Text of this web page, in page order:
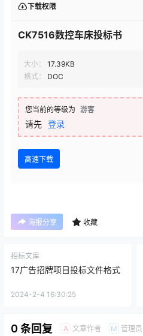
下载权限
CK7516数控车床投标书
大小：
17.39KB
格式：
DOC
您当前的等级为 游客
请先 登录
高速下载
海报分享 收藏
招标文库
17广告招牌项目投标文件格式
2024-2-4 16:30:25
0 条回复 A 文章作者 M 管理员